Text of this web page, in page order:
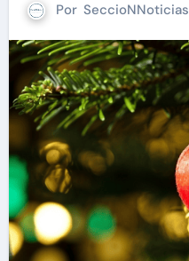
Por SeccioNNoticias